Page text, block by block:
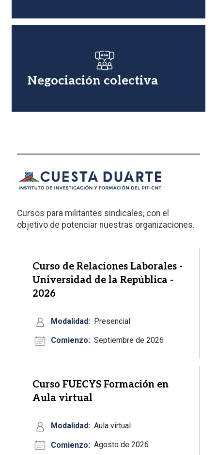
Negociación colectiva
Cursos para militantes sindicales, con el
objetivo de potenciar nuestras organizaciones.
Curso de Relaciones Laborales -
Universidad de la República -
2026
Modalidad: Presencial
Comienzo: Septiembre de 2026
Curso FUECYS Formación en
Aula virtual
Modalidad: Aula virtual
Comienzo: Agosto de 2026